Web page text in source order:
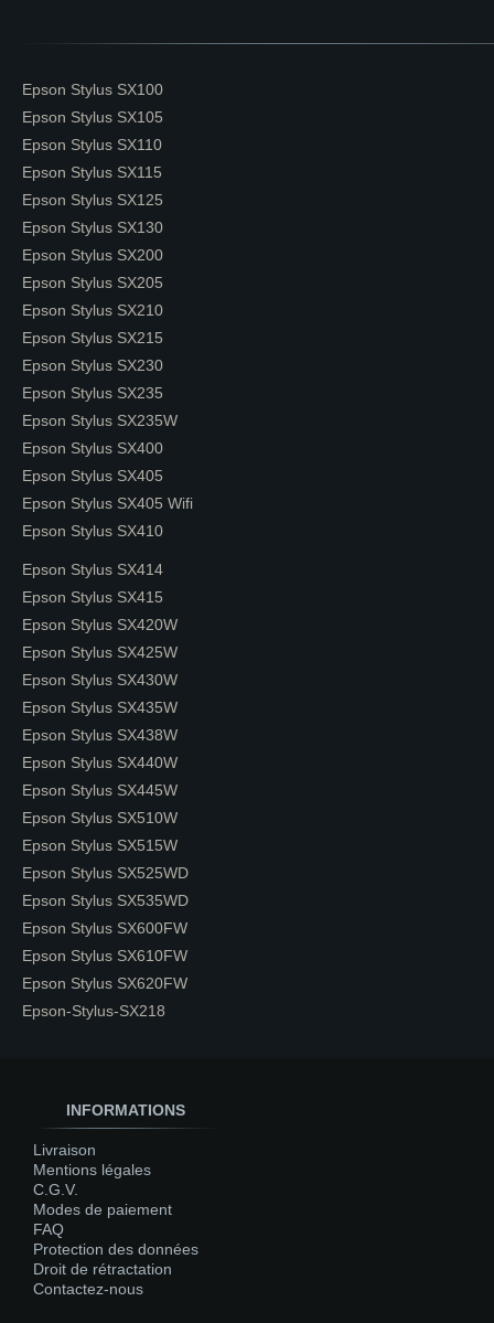
Epson Stylus SX100
Epson Stylus SX105
Epson Stylus SX110
Epson Stylus SX115
Epson Stylus SX125
Epson Stylus SX130
Epson Stylus SX200
Epson Stylus SX205
Epson Stylus SX210
Epson Stylus SX215
Epson Stylus SX230
Epson Stylus SX235
Epson Stylus SX235W
Epson Stylus SX400
Epson Stylus SX405
Epson Stylus SX405 Wifi
Epson Stylus SX410
Epson Stylus SX414
Epson Stylus SX415
Epson Stylus SX420W
Epson Stylus SX425W
Epson Stylus SX430W
Epson Stylus SX435W
Epson Stylus SX438W
Epson Stylus SX440W
Epson Stylus SX445W
Epson Stylus SX510W
Epson Stylus SX515W
Epson Stylus SX525WD
Epson Stylus SX535WD
Epson Stylus SX600FW
Epson Stylus SX610FW
Epson Stylus SX620FW
Epson-Stylus-SX218
INFORMATIONS
Livraison
Mentions légales
C.G.V.
Modes de paiement
FAQ
Protection des données
Droit de rétractation
Contactez-nous